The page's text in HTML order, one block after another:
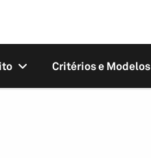
Critérios e Modelos